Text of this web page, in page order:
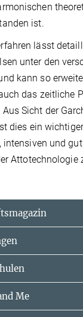
ist.
lässt
unter den
kann so
das zeitliche
Sicht der
dies ein
intensiven und
Attotechnologie
Me